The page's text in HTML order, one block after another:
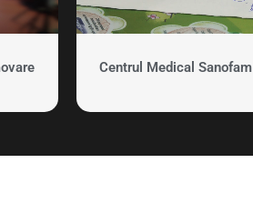
Centrul Medical Sanofam